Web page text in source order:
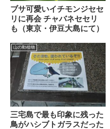
ブサ可愛いイチモンジセセ
リに再会 チャバネセセリ
も（東京・伊豆大島にて）
山の動植物
三宅島で最も印象に残った
鳥がハシブトガラスだった